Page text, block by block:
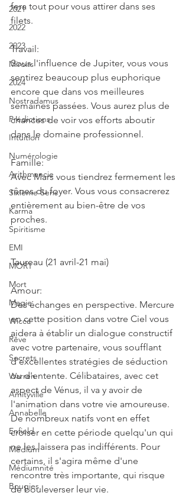
2021
2022
2023
Miroirs
2024
Nostradamus
Prédictions
Intuition
Numérologie
Arithmancie
Sixième Sens
Karma
Spiritisme
EMI
MORT
Mort
Magie
Wicca
Rêve
Secrets
Warren
Amityville
Annabelle
Enfield
Médium
Médiumnité
Bougies
fera tout pour vous attirer dans ses
filets.
Travail:
Sous l'influence de Jupiter, vous vous
sentirez beaucoup plus euphorique
encore que dans vos meilleures
semaines passées. Vous aurez plus de
chances de voir vos efforts aboutir
dans le domaine professionnel.
Famille:
Avec Mars vous tiendrez fermement les
rênes du foyer. Vous vous consacrerez
entièrement au bien-être de vos
proches.
Taureau (21 avril-21 mai)
Amour:
Des échanges en perspective. Mercure
en cette position dans votre Ciel vous
aidera à établir un dialogue constructif
avec votre partenaire, vous soufflant
d'excellentes stratégies de séduction
ou d'entente. Célibataires, avec cet
aspect de Vénus, il va y avoir de
l'animation dans votre vie amoureuse.
De nombreux natifs vont en effet
croiser en cette période quelqu'un qui
ne les laissera pas indifférents. Pour
certains, il s'agira même d'une
rencontre très importante, qui risque
de bouleverser leur vie.